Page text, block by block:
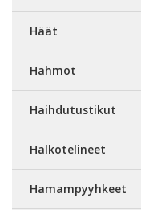
Häät
Hahmot
Haihdutustikut
Halkotelineet
Hamampyyhkeet